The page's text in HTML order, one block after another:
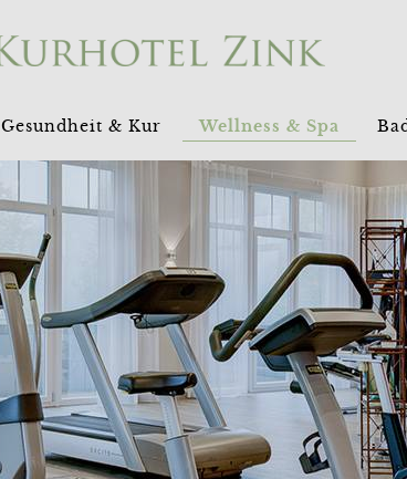
Gesundheit & Kur Wellness & Spa